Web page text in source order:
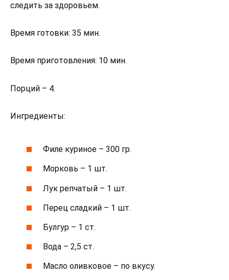
следить за здоровьем.
Время готовки: 35 мин.
Время приготовления: 10 мин.
Порций – 4.
Ингредиенты:
Филе куриное – 300 гр.
Морковь – 1 шт.
Лук репчатый – 1 шт.
Перец сладкий – 1 шт.
Булгур – 1 ст.
Вода – 2,5 ст.
Масло оливковое – по вкусу.